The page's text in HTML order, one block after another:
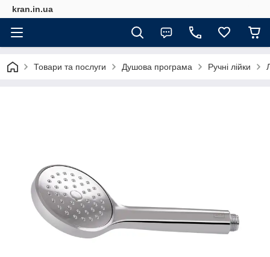
kran.in.ua
Товари та послуги Душова програма Ручні лійки